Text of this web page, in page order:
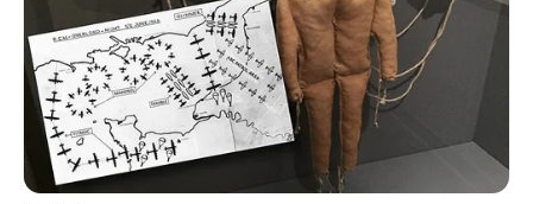
Nem visel védőruhát
A szakembert napi tíz-tizenkét helyre hívják az
egész országban. Kollégáival ellentétben ő
egyáltalán nem visel védőruhát még a
legveszélyesebb lódarazsak befogásánál sem. Azt